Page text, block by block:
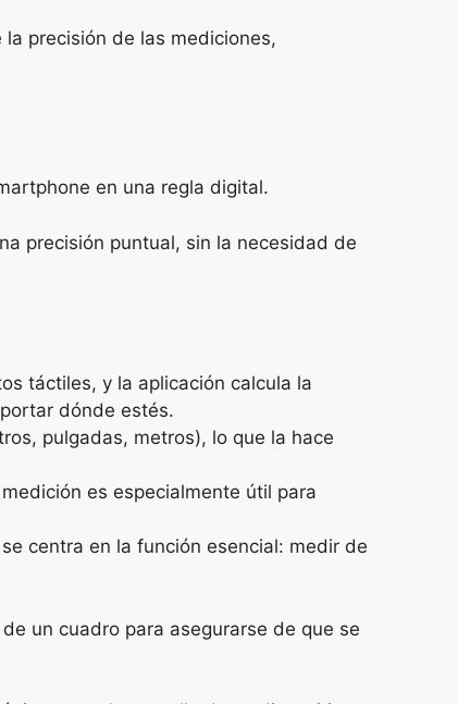
precisión de las mediciones,
en una regla digital.
precisión puntual, sin la necesidad de
táctiles, y la aplicación calcula la
dónde estés.
pulgadas, metros), lo que la hace
es especialmente útil para
centra en la función esencial: medir de
un cuadro para asegurarse de que se